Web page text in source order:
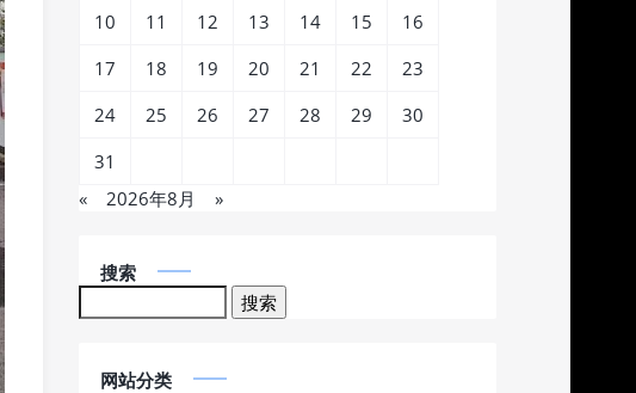
« 2026年8月 »
10
11 12 13 14 15
16
17
18 19 20 21 22
23
24
25 26 27 28 29
30
31
搜索
网站分类